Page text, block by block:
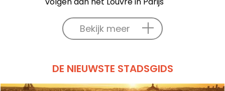
Bekijk meer
DE NIEUWSTE STADSGIDS